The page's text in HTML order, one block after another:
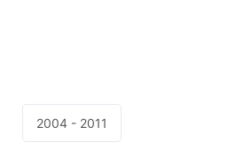
2004 - 2011